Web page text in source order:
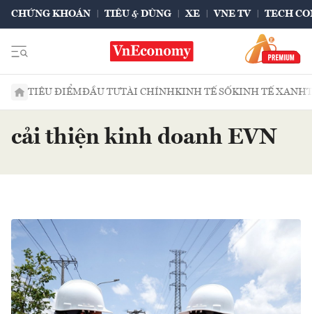
CHỨNG KHOÁN TIÊU & DÙNG XE VNE TV TECH
TIÊU ĐIỂMĐẦU TƯTÀI CHÍNHKINH TẾ SỐKINH TẾ XANH
cải thiện kinh doanh EVN